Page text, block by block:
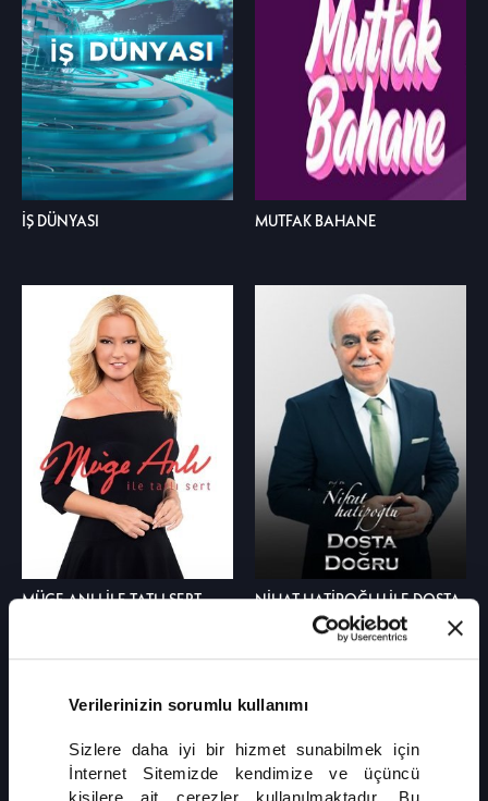
Verilerinizin sorumlu kullanımı
Sizlere daha iyi bir hizmet sunabilmek için
İnternet Sitemizde kendimize ve üçüncü
kişilere ait çerezler kullanılmaktadır. Bu
İŞ DÜNYASI MUTFAK BAHANE
MÜGE ANLI İLE TATLI SERT
NİHAT HATİPOĞLU İLE DOSTA